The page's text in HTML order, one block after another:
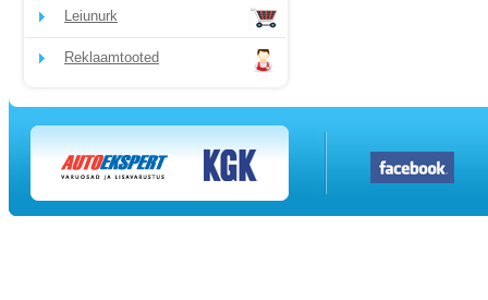
Leiunurk
Reklaamtooted